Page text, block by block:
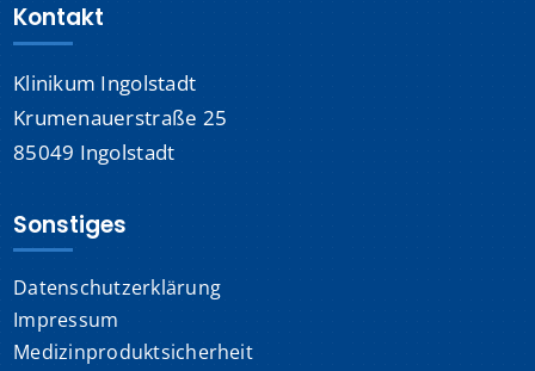
Karriere
Suche
nach:
Kontakt
Klinikum Ingolstadt
Krumenauerstraße 25
85049 Ingolstadt
Sonstiges
Datenschutzerklärung
Impressum
Medizinproduktsicherheit